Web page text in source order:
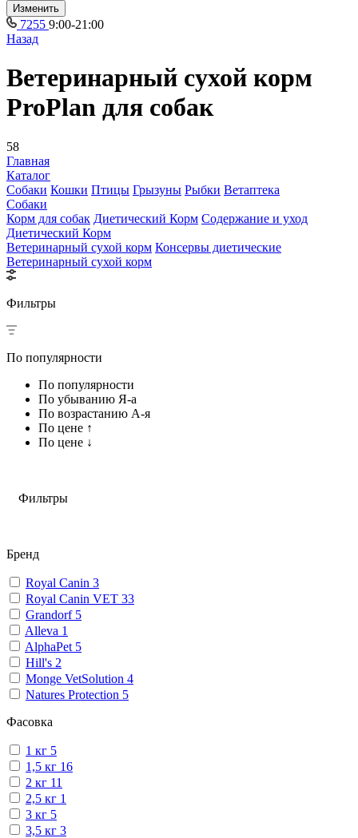
Изменить
7255 9:00-21:00
Назад
Ветеринарный сухой корм
ProPlan для собак
58
Главная
Каталог
Собаки Кошки Птицы Грызуны Рыбки Ветаптека
Собаки
Корм для собак Диетический Корм Содержание и уход
Диетический Корм
Ветеринарный сухой корм Консервы диетические
Ветеринарный сухой корм
Фильтры
По популярности
По популярности
По убыванию Я-а
По возрастанию А-я
По цене ↑
По цене ↓
Фильтры
Бренд
Royal Canin 3
Royal Canin VET 33
Grandorf 5
Alleva 1
AlphaPet 5
Hill's 2
Monge VetSolution 4
Natures Protection 5
Фасовка
1 кг 5
1,5 кг 16
2 кг 11
2,5 кг 1
3 кг 5
3,5 кг 3